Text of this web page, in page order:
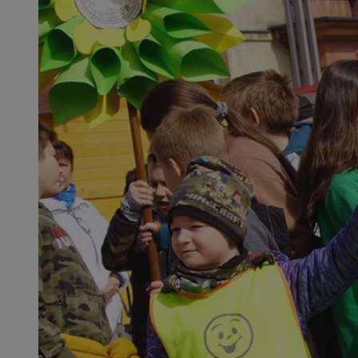
SessID
QeSessID
MvSessID
msToken
__cf_bm
__cf_bm
CookieScriptConsent